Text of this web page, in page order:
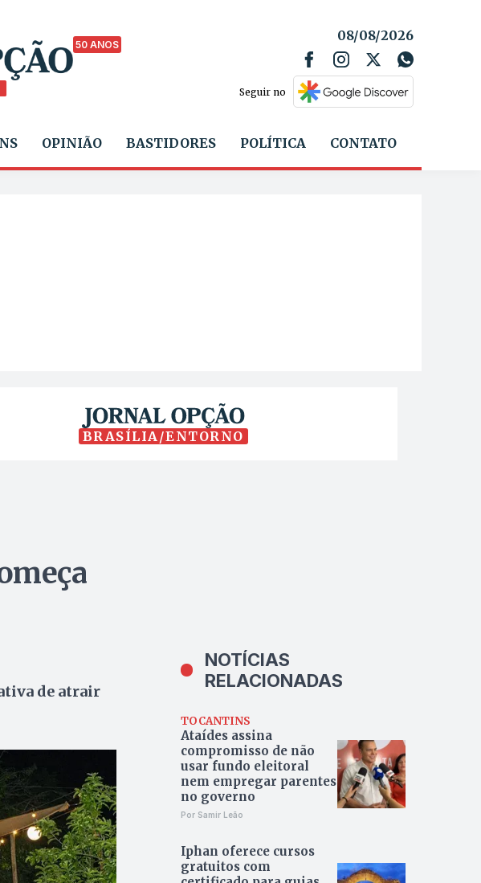
50 ANOS
08/08/2026
Seguir no
OPINIÃO BASTIDORES POLÍTICA CONTATO
BRASÍLIA/ENTORNO
de atrair
NOTÍCIAS
RELACIONADAS
TOCANTINS
Ataídes assina
compromisso de não
usar fundo eleitoral
nem empregar parentes
no governo
Por Samir Leão
Iphan oferece cursos
gratuitos com